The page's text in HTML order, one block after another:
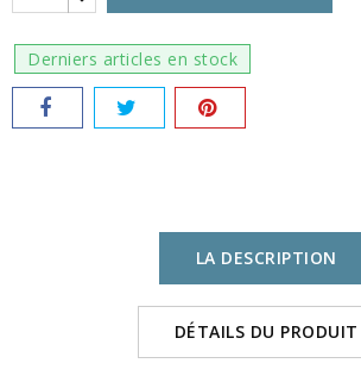
Derniers articles en stock
LA DESCRIPTION
DÉTAILS DU PRODUIT